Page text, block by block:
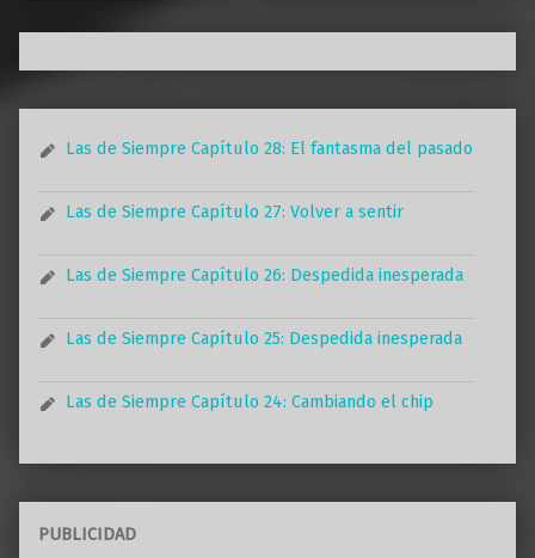
Las de Siempre Capítulo 28: El fantasma del pasado
Las de Siempre Capítulo 27: Volver a sentir
Las de Siempre Capítulo 26: Despedida inesperada
Las de Siempre Capítulo 25: Despedida inesperada
Las de Siempre Capítulo 24: Cambiando el chip
PUBLICIDAD